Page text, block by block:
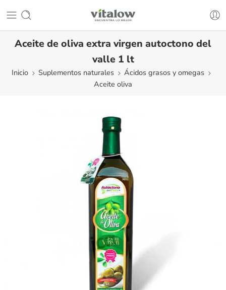
Aceite de oliva extra virgen autoctono del
valle 1 lt
Inicio Suplementos naturales
Ácidos grasos y omegas
Aceite oliva